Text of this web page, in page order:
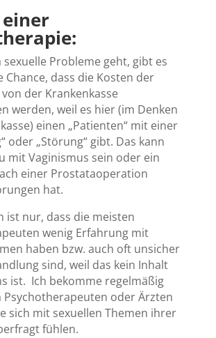
sexuelle Probleme geht, gibt es
Chance, dass die Kosten der
der Krankenkasse
werden, weil es hier (im Denken
einen „Patienten“ mit einer
oder „Störung“ gibt. Das kann
mit Vaginismus sein oder ein
einer Prostataoperation
hat.
ist nur, dass die meisten
wenig Erfahrung mit
haben bzw. auch oft unsicher
sind, weil das kein Inhalt
ist. Ich bekomme regelmäßig
Psychotherapeuten oder Ärzten
sich mit sexuellen Themen ihrer
fühlen.